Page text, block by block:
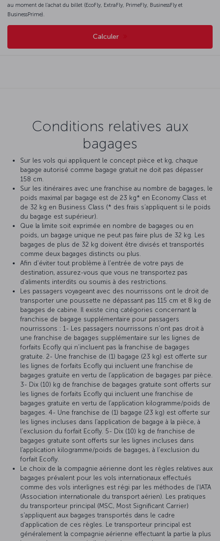
au moment de l’achat du billet (EcoFly, ExtraFly, PrimeFly, BusinessFly et
BusinessPrime).
Calculer
Conditions relatives aux
bagages
Sur les vols qui appliquent le concept pièce et kg, chaque
bagage autorisé comme bagage gratuit ne doit pas dépasser
158 cm.
Sur les itinéraires avec une franchise au nombre de bagages, le
poids maximal par bagage est de 23 kg* en Economy Class et
de 32 kg en Business Class (* des frais s’appliquent si le poids
du bagage est supérieur).
Que la limite soit exprimée en nombre de bagages ou en
poids, un bagage unique ne peut pas faire plus de 32 kg. Les
bagages de plus de 32 kg doivent être divisés et transportés
comme deux bagages distincts ou plus.
Afin d'éviter tout problème à l'entrée de votre pays de
destination, assurez-vous que vous ne transportez pas
d'aliments interdits ou soumis à des restrictions.
Les passagers voyageant avec des nourrissons ont le droit de
transporter une poussette ne dépassant pas 115 cm et 8 kg de
bagages de cabine. Il existe cinq catégories concernant la
franchise de bagage supplémentaire pour passagers
nourrissons : 1- Les passagers nourrissons n’ont pas droit à
une franchise de bagages supplémentaire sur les lignes de
forfaits Ecofly qui n’incluent pas la franchise de bagages
gratuite. 2- Une franchise de (1) bagage (23 kg) est offerte sur
les lignes de forfaits Ecofly qui incluent une franchise de
bagages gratuite en vertu de l’application de bagages par pièce.
3- Dix (10) kg de franchise de bagages gratuite sont offerts sur
les lignes de forfaits Ecofly qui incluent une franchise de
bagages gratuite en vertu de l’application kilogramme/poids de
bagages. 4- Une franchise de (1) bagage (23 kg) est offerte sur
les lignes incluses dans l’application de bagage à la pièce, à
l’exclusion du forfait Ecofly. 5- Dix (10) kg de franchise de
bagages gratuite sont offerts sur les lignes incluses dans
l’application kilogramme/poids de bagages, à l’exclusion du
forfait Ecofly.
Le choix de la compagnie aérienne dont les règles relatives aux
bagages prévalent pour les vols internationaux effectués
comme des vols interlignes est régi par les méthodes de l'IATA
(Association internationale du transport aérien). Les pratiques
du transporteur principal (MSC, Most Significant Carrier)
s'appliquent aux bagages transportés dans le cadre
d'application de ces règles. Le transporteur principal est
généralement la compagnie aérienne effectuant la partie la plus